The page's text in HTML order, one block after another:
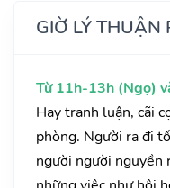
GIỜ LÝ THUẬN
Từ 11h-13h (Ngọ)
Hay tranh luận, cãi
phòng. Người ra đi
người người nguyền